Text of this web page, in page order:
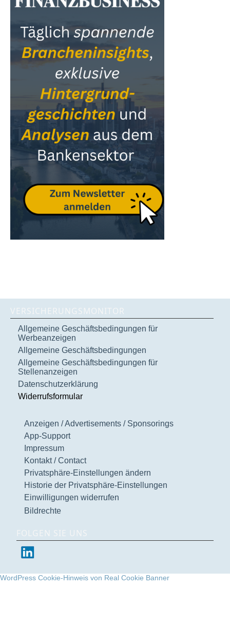
VERSICHERUNGSMONITOR
Allgemeine Geschäftsbedingungen für
Werbeanzeigen
Allgemeine Geschäftsbedingungen
Allgemeine Geschäftsbedingungen für
Stellenanzeigen
Datenschutzerklärung
Widerrufsformular
Anzeigen / Advertisements / Sponsorings
App-Support
Impressum
Kontakt / Contact
Privatsphäre-Einstellungen ändern
Historie der Privatsphäre-Einstellungen
Einwilligungen widerrufen
Bildrechte
FOLGEN SIE UNS
WordPress Cookie-Hinweis von Real Cookie Banner